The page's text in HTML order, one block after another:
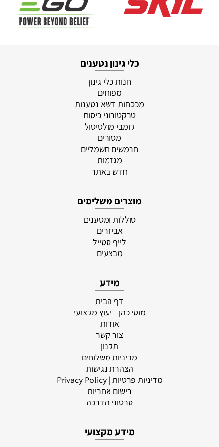
כלי גינון נטענים
חנות כלי גינון
מפוחים
מכסחות דשא נטענות
טרקטורוני כיסוח
קומבי מולטיטול
מסורים
חרמשים חשמליים
מגזמות
חדש באתר
מוצרים משלימים
סוללות ומטענים
אביזרים
לייף סטייל
מבצעים
מידע
דף הבית
מוטי כהן - יעוץ מקצועי
אודות
צור קשר
תקנון
מדיניות משלוחים
הצהרת נגישות
מדיניות פרטיות | Privacy Policy
רישום אחריות
סרטוני הדרכה
מידע מקצועי